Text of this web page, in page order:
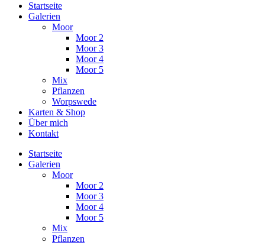
Startseite
Galerien
Moor
Moor 2
Moor 3
Moor 4
Moor 5
Mix
Pflanzen
Worpswede
Karten & Shop
Über mich
Kontakt
Startseite
Galerien
Moor
Moor 2
Moor 3
Moor 4
Moor 5
Mix
Pflanzen